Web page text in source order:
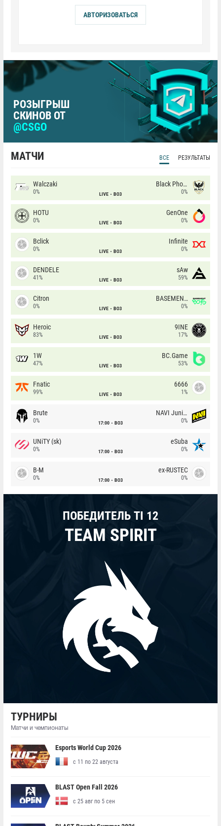
АВТОРИЗОВАТЬСЯ
РОЗЫГРЫШ
СКИНОВ ОТ
@CSGO
МАТЧИ ВСЕ РЕЗУЛЬТАТЫ
Walczaki
0% LIVE BO3
Black Phoenix
0%
HOTU
0% LIVE BO3
GenOne
0%
Bclick
0% LIVE BO3
Infinite
0%
DENDELE
41% LIVE BO3
sAw
59%
Citron
0% LIVE BO3
BASEMENT BOYS
0%
Heroic
83% LIVE BO3
9INE
17%
1W
47% LIVE BO3
BC.Game
53%
Fnatic
99% LIVE BO3
6666
1%
Brute
0% 17:00 BO3
NAVI Junior
0%
UNiTY (sk)
0% 17:00 BO3
eSuba
0%
B-M
0% 17:00 BO3
ex-RUSTEC
0%
ПОБЕДИТЕЛЬ TI 12
TEAM SPIRIT
ТУРНИРЫ
Матчи и чемпионаты
Esports World Cup 2026
с 11 по 22 августа
BLAST Open Fall 2026
с 25 авг по 5 сен